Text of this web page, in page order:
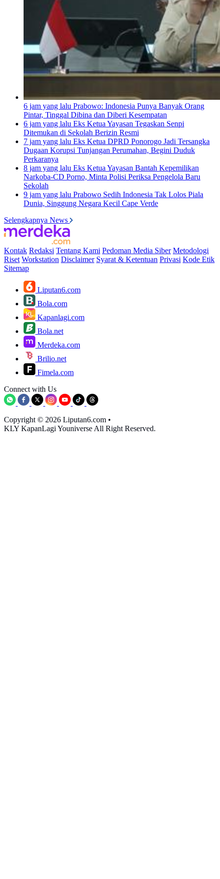
6 jam yang lalu Prabowo: Indonesia Punya Banyak Orang
Pintar, Tinggal Dibina dan Diberi Kesempatan
6 jam yang lalu Eks Ketua Yayasan Tegaskan Senpi
Ditemukan di Sekolah Berizin Resmi
7 jam yang lalu Eks Ketua DPRD Ponorogo Jadi Tersangka
Dugaan Korupsi Tunjangan Perumahan, Begini Duduk
Perkaranya
8 jam yang lalu Eks Ketua Yayasan Bantah Kepemilikan
Narkoba-CD Porno, Minta Polisi Periksa Pengelola Baru
Sekolah
9 jam yang lalu Prabowo Sedih Indonesia Tak Lolos Piala
Dunia, Singgung Negara Kecil Cape Verde
Selengkapnya News
Kontak Redaksi Tentang Kami Pedoman Media Siber Metodologi
Riset Workstation Disclaimer Syarat & Ketentuan Privasi Kode Etik
Sitemap
Liputan6.com
Bola.com
Kapanlagi.com
Bola.net
Merdeka.com
Brilio.net
Fimela.com
Connect with Us
Copyright © 2026 Liputan6.com •
KLY KapanLagi Youniverse All Right Reserved.